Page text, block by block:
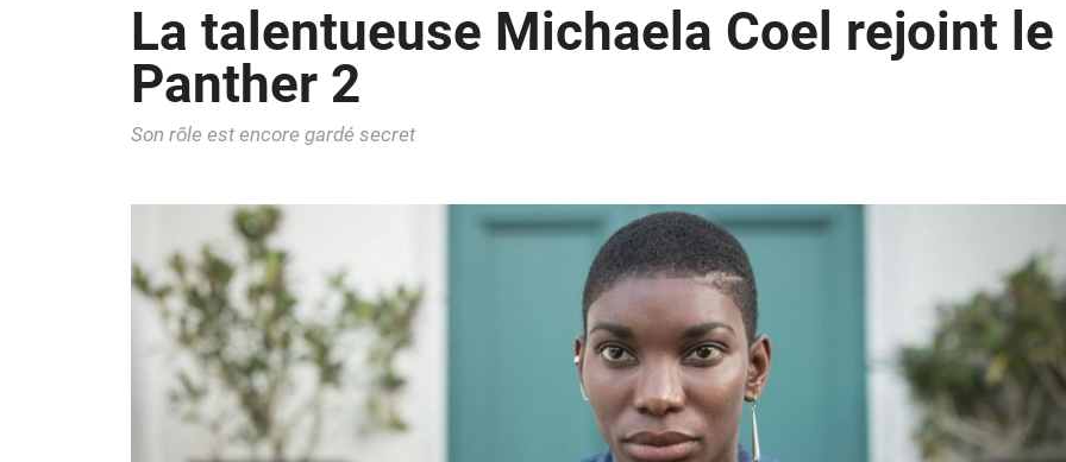
La talentueuse Michaela Coel rejoint
Panther 2
Son rôle est encore gardé secret